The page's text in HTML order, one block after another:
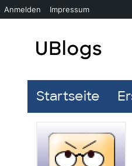
Startseite
Anmelden Impressum